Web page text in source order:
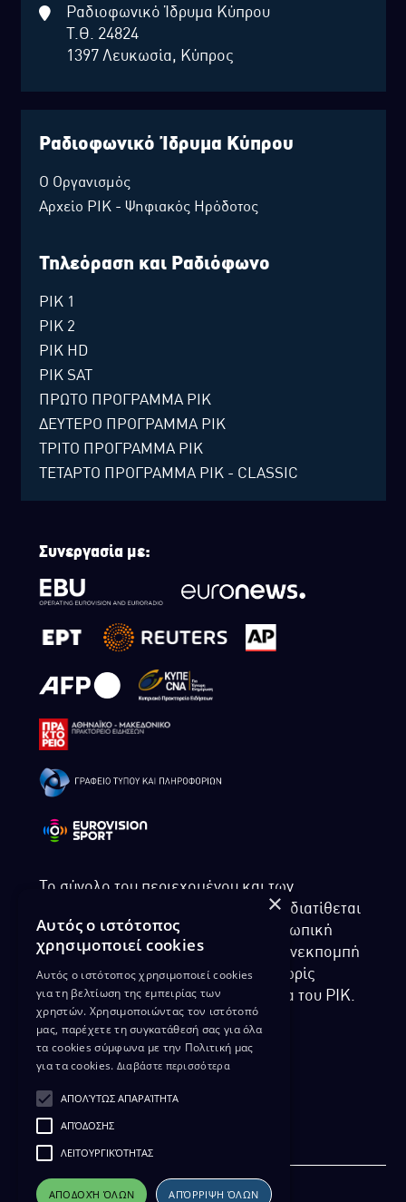
Ραδιοφωνικό Ίδρυμα Κύπρου
Τ.Θ. 24824
1397 Λευκωσία, Κύπρος
Ραδιοφωνικό Ίδρυμα Κύπρου
Ο Οργανισμός
Αρχείο ΡΙΚ - Ψηφιακός Ηρόδοτος
Τηλεόραση και Ραδιόφωνο
ΡΙΚ 1
ΡΙΚ 2
ΡΙΚ HD
ΡΙΚ SAT
ΠΡΩΤΟ ΠΡΟΓΡΑΜΜΑ ΡΙΚ
ΔΕΥΤΕΡΟ ΠΡΟΓΡΑΜΜΑ ΡΙΚ
ΤΡΙΤΟ ΠΡΟΓΡΑΜΜΑ ΡΙΚ
ΤΕΤΑΡΤΟ ΠΡΟΓΡΑΜΜΑ ΡΙΚ - CLASSIC
Συνεργασία με:
Το σύνολο του περιεχομένου και των
υπηρεσιών της ιστοσελίδας του ΡΙΚ διατίθεται
στους επισκέπτες αυστηρά για προσωπική
χρήση. Απαγορεύεται η χρήση ή επανεκπομπή
του, σε οποιοδήποτε μορφή, με ή χωρίς
επεξεργασία και χωρίς γραπτή άδεια του ΡΙΚ.
ΔΙΚΑΙΩΜΑ ΠΡΟΣΤΑΣΙΑΣ ΔΕΔΟΜΕΝΩΝ
ΔΙΑΘΕΣΗ ΑΡΧΕΙΑΚΟΥ ΥΛΙΚΟΥ
ΠΟΛΙΤΙΚΗ ΑΠΟΡΡΗΤΟΥ EUROVISION
×
Αυτός ο ιστότοπος
χρησιμοποιεί cookies
Αυτός ο ιστότοπος χρησιμοποιεί cookies
για τη βελτίωση της εμπειρίας των
χρηστών. Χρησιμοποιώντας τον ιστότοπό
μας, παρέχετε τη συγκατάθεσή σας για όλα
τα cookies σύμφωνα με την Πολιτική μας
για τα cookies. Διαβάστε περισσότερα
ΑΠΟΛΎΤΩΣ ΑΠΑΡΑΊΤΗΤΑ
ΑΠΌΔΟΣΗΣ
ΛΕΙΤΟΥΡΓΙΚΌΤΗΤΑΣ
ΑΠΟΔΟΧΉ ΌΛΩΝ ΑΠΌΡΡΙΨΗ ΌΛΩΝ